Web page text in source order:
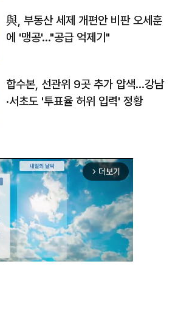
與, 부동산 세제 개편안 비판 오세훈
에 '맹공'…"공급 억제기"
합수본, 선관위 9곳 추가 압색…강남
·서초도 '투표율 허위 입력' 정황
arrow_forward_ios 더보기